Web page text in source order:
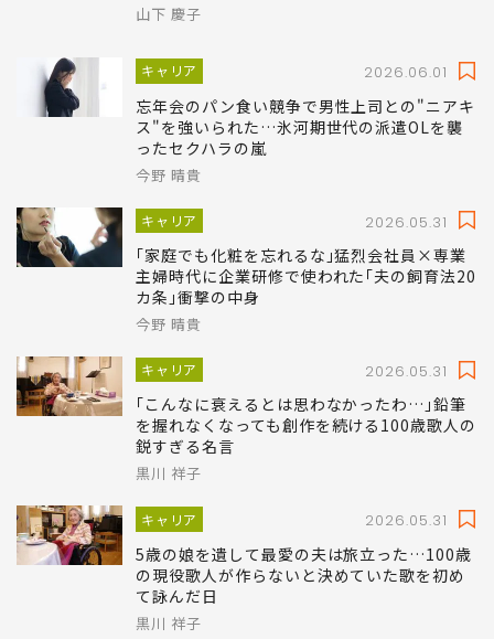
山下 慶子
キャリア 2026.06.01
忘年会のパン食い競争で男性上司との"ニアキ
ス"を強いられた…氷河期世代の派遣OLを襲
ったセクハラの嵐
今野 晴貴
キャリア 2026.05.31
｢家庭でも化粧を忘れるな｣猛烈会社員×専業
主婦時代に企業研修で使われた｢夫の飼育法20
カ条｣衝撃の中身
今野 晴貴
キャリア 2026.05.31
｢こんなに衰えるとは思わなかったわ…｣鉛筆
を握れなくなっても創作を続ける100歳歌人の
鋭すぎる名言
黒川 祥子
キャリア 2026.05.31
5歳の娘を遺して最愛の夫は旅立った…100歳
の現役歌人が作らないと決めていた歌を初め
て詠んだ日
黒川 祥子